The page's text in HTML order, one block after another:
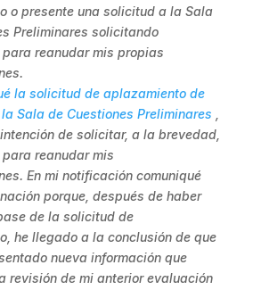
o presente una solicitud a la Sala
Preliminares solicitando
reanudar mis propias
la solicitud de aplazamiento de
Sala de Cuestiones Preliminares
de solicitar, a la brevedad,
reanudar mis
En mi notificación comuniqué
porque, después de haber
de la solicitud de
he llegado a la conclusión de que
nueva información que
revisión de mi anterior evaluación